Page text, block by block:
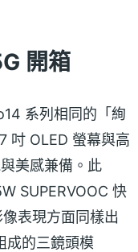
開箱
系列相同的「絢
吋 OLED 螢幕與高
美感兼備。此
SUPERVOOC 快
表現方面同樣出
成的三鏡頭模